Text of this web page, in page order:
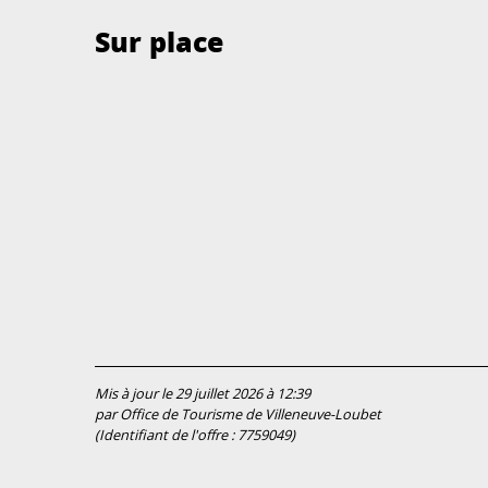
Sur place
Mis à jour le 29 juillet 2026 à 12:39
par Office de Tourisme de Villeneuve-Loubet
(Identifiant de l'offre : 7759049)